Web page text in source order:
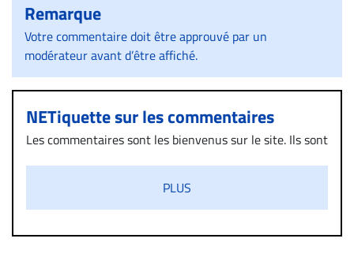
Remarque
Votre commentaire doit être approuvé par un
modérateur avant d’être affiché.
NETiquette sur les commentaires
Les commentaires sont les bienvenus sur le site. Ils sont
diffamatoire. Si malgré cette politique de modération,
un commentaire publié sur le site vous dérange, prenez
immédiatement contact par courriel (info@droit-
PLUS